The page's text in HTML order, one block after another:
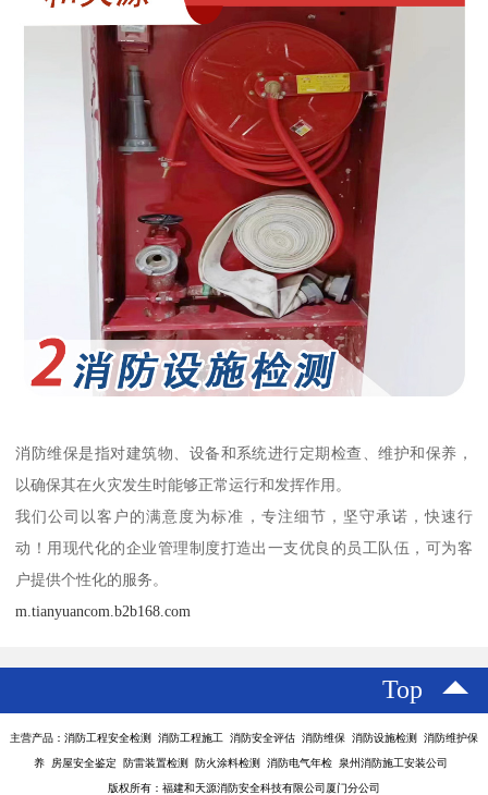
消防维保是指对建筑物、设备和系统进行定期检查、维护和保养，
以确保其在火灾发生时能够正常运行和发挥作用。
我们公司以客户的满意度为标准，专注细节，坚守承诺，快速行
动！用现代化的企业管理制度打造出一支优良的员工队伍，可为客
户提供个性化的服务。
m.tianyuancom.b2b168.com
Top
主营产品：消防工程安全检测 消防工程施工 消防安全评估 消防维保 消防设施检测 消防维护保
养 房屋安全鉴定 防雷装置检测 防火涂料检测 消防电气年检 泉州消防施工安装公司
版权所有：福建和天源消防安全科技有限公司厦门分公司